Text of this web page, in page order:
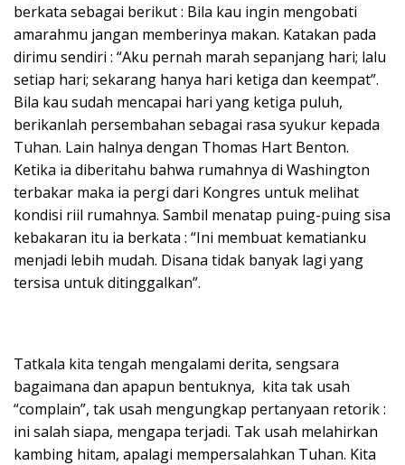
berkata sebagai berikut : Bila kau ingin mengobati
amarahmu jangan memberinya makan. Katakan pada
dirimu sendiri : “Aku pernah marah sepanjang hari; lalu
setiap hari; sekarang hanya hari ketiga dan keempat”.
Bila kau sudah mencapai hari yang ketiga puluh,
berikanlah persembahan sebagai rasa syukur kepada
Tuhan. Lain halnya dengan Thomas Hart Benton.
Ketika ia diberitahu bahwa rumahnya di Washington
terbakar maka ia pergi dari Kongres untuk melihat
kondisi riil rumahnya. Sambil menatap puing-puing sisa
kebakaran itu ia berkata : “Ini membuat kematianku
menjadi lebih mudah. Disana tidak banyak lagi yang
tersisa untuk ditinggalkan”.
Tatkala kita tengah mengalami derita, sengsara
bagaimana dan apapun bentuknya, kita tak usah
“complain”, tak usah mengungkap pertanyaan retorik :
ini salah siapa, mengapa terjadi. Tak usah melahirkan
kambing hitam, apalagi mempersalahkan Tuhan. Kita